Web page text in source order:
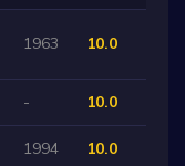
1963 10.0
- 10.0
1994 10.0